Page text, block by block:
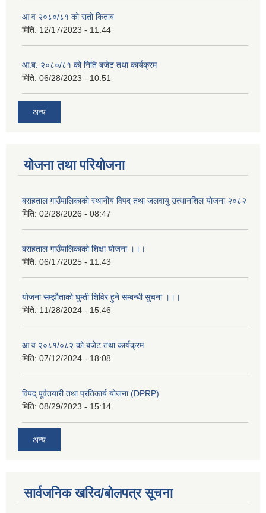
आ व २०८०/८१ को रातो किताब
मिति: 12/17/2023 - 11:44
आ.ब. २०८०/८१ को निति बजेट तथा कार्यक्रम
मिति: 06/28/2023 - 10:51
अन्य
योजना तथा परियोजना
बराहताल गाउँपालिकाकाे स्थानीय विपद् तथा जलवायु उत्थानशिल याेजना २०८२
मिति: 02/28/2026 - 08:47
बराहताल गाउँपालिकाको शिक्षा योजना ।।।
मिति: 06/17/2025 - 11:43
योजना सम्झौताको घुम्ती शिविर हुने सम्बन्धी सुचना ।।।
मिति: 11/28/2024 - 15:46
आ व २०८१/०८२ को बजेट तथा कार्यक्रम
मिति: 07/12/2024 - 18:08
विपद् पूर्वतयारी तथा प्रतिकार्य योजना (DPRP)
मिति: 08/29/2023 - 15:14
अन्य
सार्वजनिक खरिद/बोलपत्र सूचना